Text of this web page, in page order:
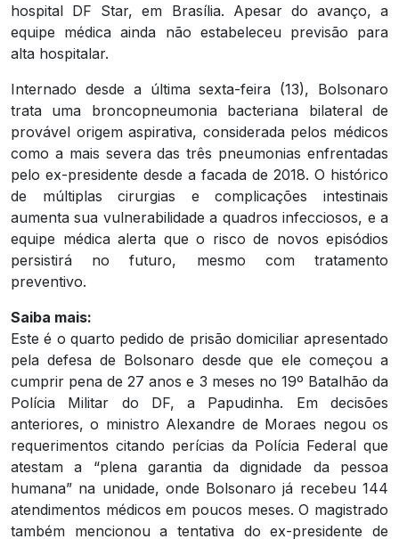
hospital DF Star, em Brasília. Apesar do avanço, a
equipe médica ainda não estabeleceu previsão para
alta hospitalar.
Internado desde a última sexta-feira (13), Bolsonaro
trata uma broncopneumonia bacteriana bilateral de
provável origem aspirativa, considerada pelos médicos
como a mais severa das três pneumonias enfrentadas
pelo ex-presidente desde a facada de 2018. O histórico
de múltiplas cirurgias e complicações intestinais
aumenta sua vulnerabilidade a quadros infecciosos, e a
equipe médica alerta que o risco de novos episódios
persistirá no futuro, mesmo com tratamento
preventivo.
Saiba mais:
Este é o quarto pedido de prisão domiciliar apresentado
pela defesa de Bolsonaro desde que ele começou a
cumprir pena de 27 anos e 3 meses no 19º Batalhão da
Polícia Militar do DF, a Papudinha. Em decisões
anteriores, o ministro Alexandre de Moraes negou os
requerimentos citando perícias da Polícia Federal que
atestam a “plena garantia da dignidade da pessoa
humana” na unidade, onde Bolsonaro já recebeu 144
atendimentos médicos em poucos meses. O magistrado
também mencionou a tentativa do ex-presidente de